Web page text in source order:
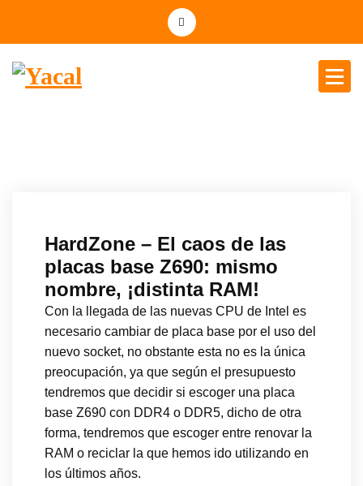
HardZone – El caos de las
placas base Z690: mismo
nombre, ¡distinta RAM!
Con la llegada de las nuevas CPU de Intel es
necesario cambiar de placa base por el uso del
nuevo socket, no obstante esta no es la única
preocupación, ya que según el presupuesto
tendremos que decidir si escoger una placa
base Z690 con DDR4 o DDR5, dicho de otra
forma, tendremos que escoger entre renovar la
RAM o reciclar la que hemos ido utilizando en
los últimos años.